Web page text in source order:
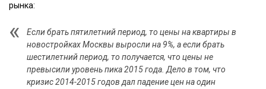
рынка:
Если брать пятилетний период, то цены на квартиры в
новостройках Москвы выросли на 9%, а если брать
шестилетний период, то получается, что цены не
превысили уровень пика 2015 года. Дело в том, что
кризис 2014-2015 годов дал падение цен на один